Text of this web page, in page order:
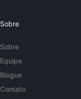
Sobre
Sobre
Equipe
Blogue
Contato